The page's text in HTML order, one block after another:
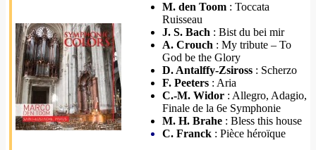
M. den Toom : Toccata
Ruisseau
J. S. Bach : Bist du bei mir
A. Crouch : My tribute – To
God be the Glory
D. Antalffy-Zsiross : Scherzo
F. Peeters : Aria
C.-M. Widor : Allegro, Adagio,
Finale de la 6e Symphonie
M. H. Brahe : Bless this house
C. Franck : Pièce héroïque